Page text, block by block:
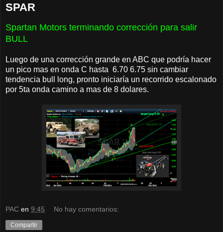
SPAR
Spartan Motors terminando corrección para salir
BULL
Luego de una corrección grande en ABC que podría hacer
un pico mas en onda C hasta 6.70 6.75 sin cambiar
tendencia bull long, pronto iniciaría un recorrido escalonado
por 5ta onda camino a mas de 8 dolares.
PAC en 9:45 No hay comentarios:
Compartir